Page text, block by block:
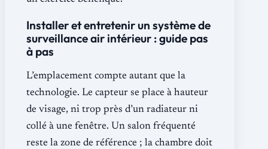
Installer et entretenir un système de
surveillance air intérieur : guide pas
à pas
L’emplacement compte autant que la
technologie. Le capteur se place à hauteur
de visage, ni trop près d’un radiateur ni
collé à une fenêtre. Un salon fréquenté
reste la zone de référence ; la chambre doit